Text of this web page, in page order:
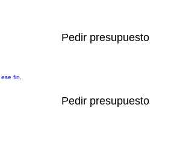
fin.
Pedir presupuesto
Pedir presupuesto